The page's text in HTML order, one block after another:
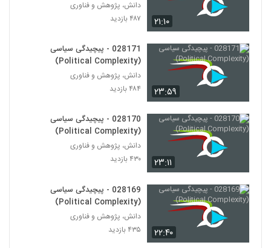
Ecology)
۴۴۴ بازدید
028187 - محیط زیست سیستم (Systems
Ecology)
178
Ecology)
۴۵۹ بازدید
Ecology)
۵۷۵ بازدید
028190 - محیط زیست سیستم (Systems
Ecology)
۲۱:۱۰
دانش، پژوهش و فناوری
۴۸۷ بازدید
۲۳:۵۹
028171 - پیچیدگی سیاسی
(Political Complexity)
دانش، پژوهش و فناوری
۴۸۴ بازدید
۲۳:۱۱
028170 - پیچیدگی سیاسی
(Political Complexity)
دانش، پژوهش و فناوری
۴۳۰ بازدید
۲۲:۴۰
028169 - پیچیدگی سیاسی
(Political Complexity)
دانش، پژوهش و فناوری
۴۳۵ بازدید